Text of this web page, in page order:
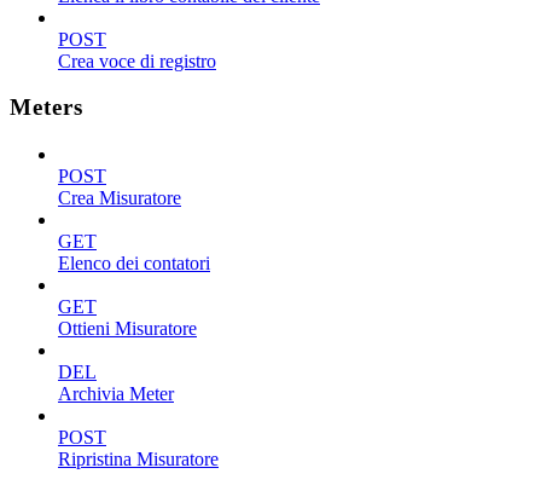
POST
Crea voce di registro
Meters
POST
Crea Misuratore
GET
Elenco dei contatori
GET
Ottieni Misuratore
DEL
Archivia Meter
POST
Ripristina Misuratore